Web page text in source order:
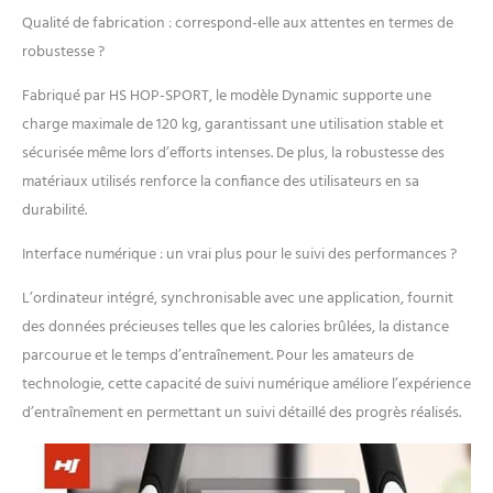
OPTIONS DE PRISE EN
MAIN: Sur notre
usage domestique, vous
pouvez travailler les
parties supérieures de
votre corps ou vous
musculaires inférieurs
SURVEILLANCE DES
VALEURS
D'ENTRAÎNEMENT:
l'ordinateur
d'entraînement du
crosstrainer stepper vous
permet de contrôler de
nombreux paramètres:
fréquence cardiaque,
temps, distance, SCAN,
Qualité de fabrication : correspond-elle aux attentes en termes de
robustesse ?
Fabriqué par HS HOP-SPORT, le modèle Dynamic supporte une
charge maximale de 120 kg, garantissant une utilisation stable et
sécurisée même lors d’efforts intenses. De plus, la robustesse des
matériaux utilisés renforce la confiance des utilisateurs en sa
durabilité.
Interface numérique : un vrai plus pour le suivi des performances ?
L’ordinateur intégré, synchronisable avec une application, fournit
des données précieuses telles que les calories brûlées, la distance
parcourue et le temps d’entraînement. Pour les amateurs de
technologie, cette capacité de suivi numérique améliore l’expérience
d’entraînement en permettant un suivi détaillé des progrès réalisés.